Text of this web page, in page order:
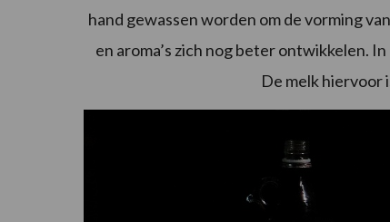
hand gewassen worden om de vorming
en aroma’s zich nog beter ontwikkelen.
De melk hiervoor